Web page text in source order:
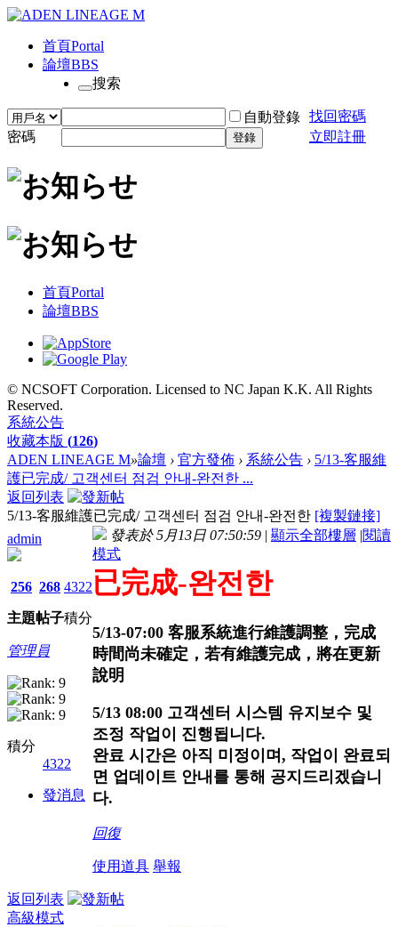
首頁Portal
論壇BBS
搜索
自動登錄 找回密碼
密碼
登錄 立即註冊
首頁Portal
論壇BBS
© NCSOFT Corporation. Licensed to NC Japan K.K. All Rights
Reserved.
系統公告
收藏本版 (126)
ADEN LINEAGE M»論壇 › 官方發佈 › 系統公告 › 5/13-客服維
護已完成/ 고객센터 점검 안내-완전한 ...
返回列表
5/13-客服維護已完成/ 고객센터 점검 안내-완전한 [複製鏈接]
admin
256
主題
268
帖子
4322
積分
管理員
積分
4322
發消息
發表於 5月13日 07:50:59 | 顯示全部樓層 |閱讀
模式
已完成-완전한
5/13-07:00 客服系統進行維護調整，完成
時間尚未確定，若有維護完成，將在更新
說明
5/13 08:00 고객센터 시스템 유지보수 및
조정 작업이 진행됩니다.
완료 시간은 아직 미정이며, 작업이 완료되
면 업데이트 안내를 통해 공지드리겠습니
다.
回復
使用道具 舉報
返回列表
高級模式